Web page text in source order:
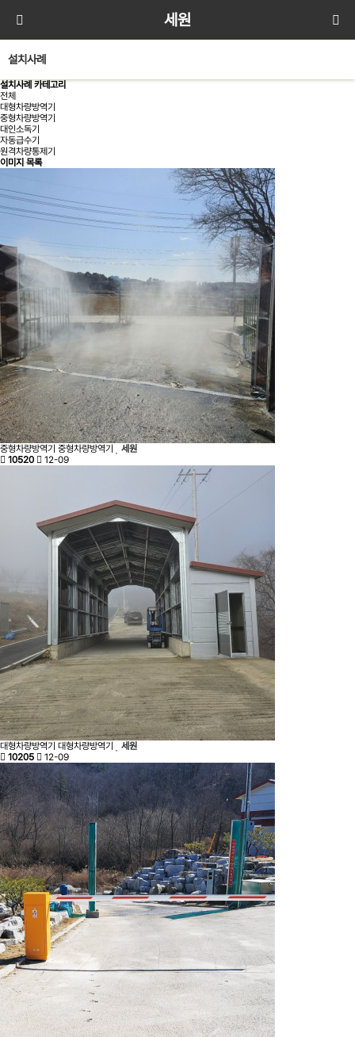
세원
설치사례
설치사례 카테고리
전체
대형차량방역기
중형차량방역기
대인소독기
자동급수기
원격차량통제기
이미지 목록
중형차량방역기 중형차량방역기
세원
10520
12-09
대형차량방역기 대형차량방역기
세원
10205
12-09